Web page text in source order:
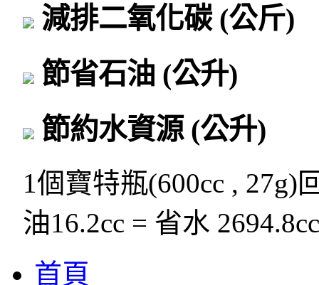
減排二氧化碳 (公斤)
節省石油 (公升)
節約水資源 (公升)
1個寶特瓶(600cc , 27g)
油16.2cc = 省水
首頁